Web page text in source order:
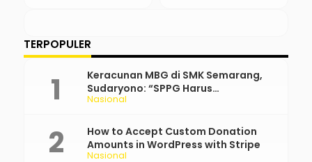
TERPOPULER
Nasional
Keracunan MBG di SMK Semarang,
Sudaryono: “SPPG Harus
Bertanggung Jawab!”
Nasional
How to Accept Custom Donation
Amounts in WordPress with Stripe